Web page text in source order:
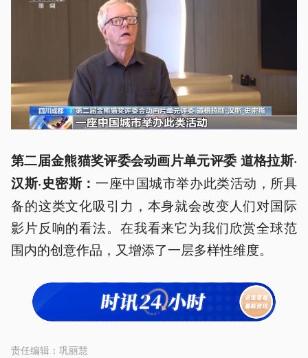
第二届金熊猫奖评委会动画片单元评委 道格拉斯·
汉斯·史密斯： 一座中国城市举办此类活动，所具
备的这类文化吸引力，本身就会改变人们对国际
影片反响的看法。在我看来它为我们欣赏全球范
围内的创意作品，又增添了一层多样性维度。
责任编辑： 巩丽慧